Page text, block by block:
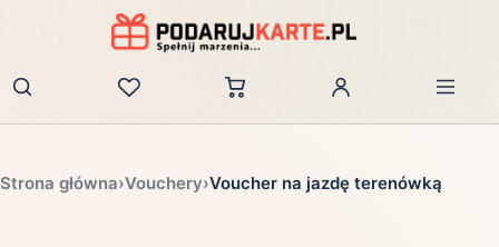
Zaloguj
Strona główna›Vouchery›Voucher na jazdę terenówką